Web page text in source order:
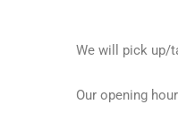
We will pick up/
Our opening